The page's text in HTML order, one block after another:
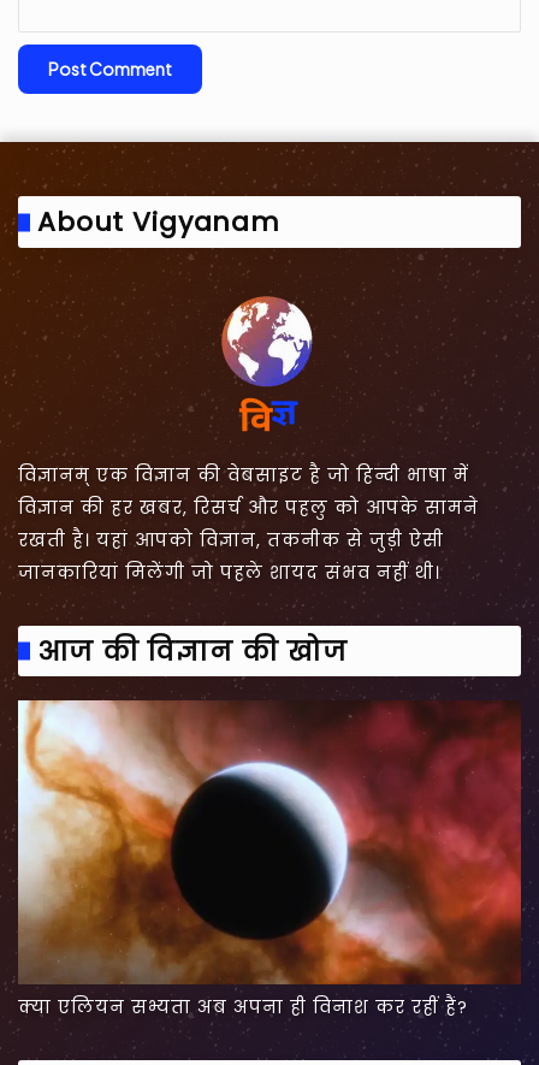
About Vigyanam
विज्ञानम् एक विज्ञान की वेबसाइट है जो हिन्दी भाषा में
विज्ञान की हर खबर, रिसर्च और पहलु को आपके सामने
रखती है। यहां आपको विज्ञान, तकनीक से जुड़ी ऐसी
जानकारियां मिलेंगी जो पहले शायद संभव नहीं थी।
आज की विज्ञान की खोज
क्या एलियन सभ्यता अब अपना ही विनाश कर रहीं हैं?